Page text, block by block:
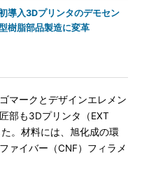
導入3Dプリンタのデモセン
樹脂部品製造に変革
マークとデザインエレメン
部も3Dプリンタ（EXT
。材料には、旭化成の環
ァイバー（CNF）フィラメ